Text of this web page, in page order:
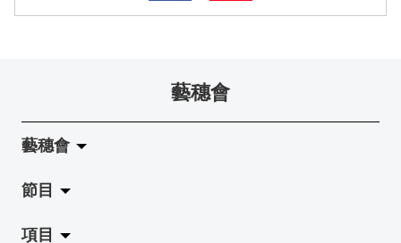
藝穗會
藝穗會
關於藝穗會
藝穗會的演化
節目
拉闊
項目